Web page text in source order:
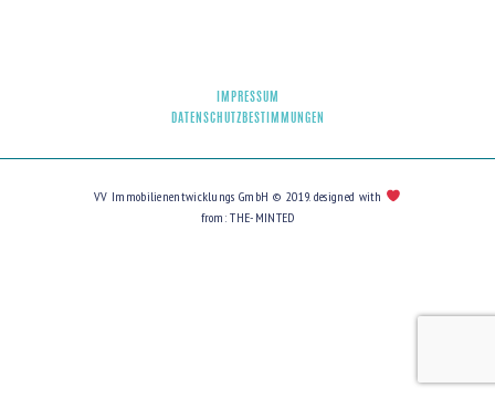
IMPRESSUM
DATENSCHUTZBESTIMMUNGEN
VV Immobilienentwicklungs GmbH © 2019. designed with
from:THE-MINTED